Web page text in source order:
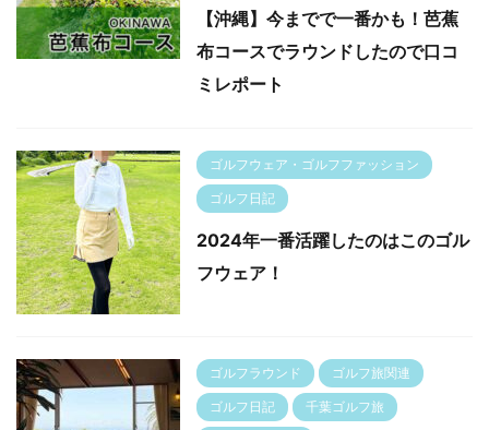
【沖縄】今までで一番かも！芭蕉
布コースでラウンドしたので口コ
ミレポート
ゴルフウェア・ゴルフファッション
ゴルフ日記
2024年一番活躍したのはこのゴル
フウェア！
ゴルフラウンド ゴルフ旅関連
ゴルフ日記 千葉ゴルフ旅